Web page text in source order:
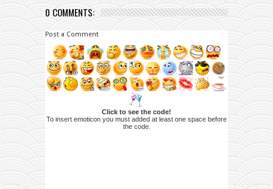
0 COMMENTS:
Post a Comment
Click to see the code!
To insert emoticon you must added at least one space before
the code.